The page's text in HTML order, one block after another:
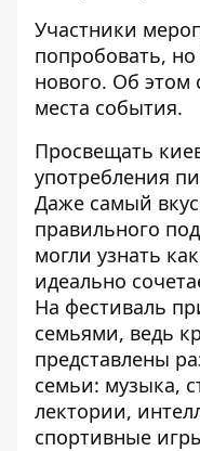
Участники
попробовать,
нового. Об этом
места события.
Просвещать
употребления
Даже самый
правильного
могли узнать
идеально
На фестиваль
семьями, ведь
представлены
семьи: музыка,
лектории,
спортивные